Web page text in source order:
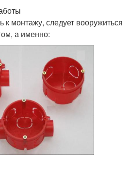
к монтажу, следует вооружиться
а именно: